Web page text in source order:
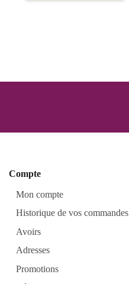
Compte
Mon compte
Historique de vos commandes
Avoirs
Adresses
Promotions